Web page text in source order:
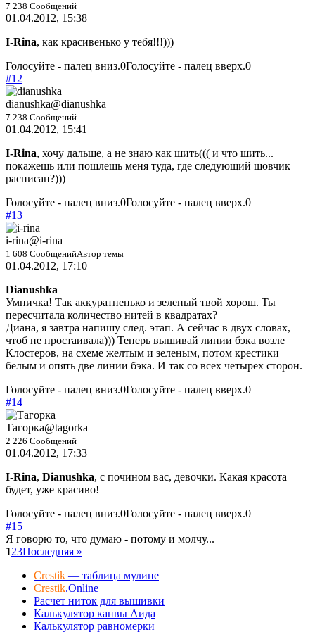
7 238 Сообщений
01.04.2012, 15:38
I-Rina, как красивенько у тебя!!!)))
Голосуйте - палец вниз.0Голосуйте - палец вверх.0
#12
dianushka@dianushka
7 238 Сообщений
01.04.2012, 15:41
I-Rina, хочу дальше, а не знаю как шить((( и что шить...
покажешь или пошлешь меня туда, где следующий шовчик
расписан?)))
Голосуйте - палец вниз.0Голосуйте - палец вверх.0
#13
i-rina@i-rina
1 608 СообщенийАвтор темы
01.04.2012, 17:10
Dianushka
Умничка! Так аккуратненько и зеленый твой хорош. Ты
пересчитала количество нитей в квадратах?
Диана, я завтра напишу след. этап. А сейчас в двух словах,
чтоб не простаивала))) Теперь вышивай линии бэка возле
Клостеров, на схеме желтым и зеленым, потом крестики
белым и опять две линии бэка. И так со всех четырех сторон.
Голосуйте - палец вниз.0Голосуйте - палец вверх.0
#14
Тагорка@tagorka
2 226 Сообщений
01.04.2012, 17:33
I-Rina, Dianushka, с почином вас, девочки. Какая красота
будет, уже красиво!
Голосуйте - палец вниз.0Голосуйте - палец вверх.0
#15
Я говорю то, что думаю - потому и молчу...
123Последняя »
Crestik — таблица мулине
Crestik.Online
Расчет ниток для вышивки
Калькулятор канвы Аида
Калькулятор равномерки